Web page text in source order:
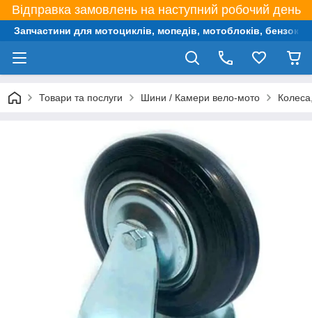
Відправка замовлень на наступний робочий день
Запчастини для мотоциклів, мопедів, мотоблоків,
Товари та послуги Шини / Камери вело-мото